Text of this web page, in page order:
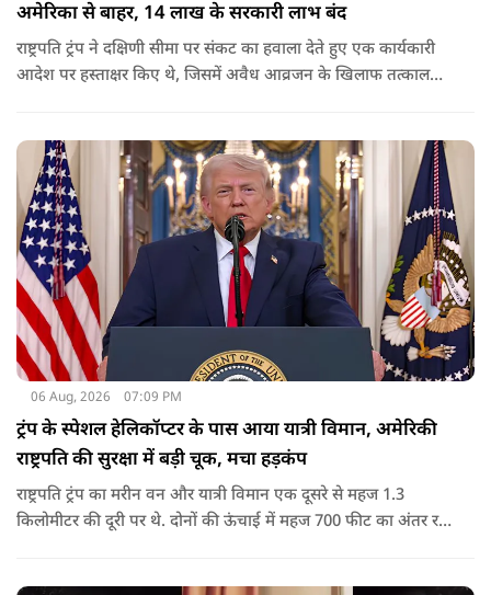
अमेरिका से बाहर, 14 लाख के सरकारी लाभ बंद
राष्ट्रपति ट्रंप ने दक्षिणी सीमा पर संकट का हवाला देते हुए एक कार्यकारी
आदेश पर हस्ताक्षर किए थे, जिसमें अवैध आव्रजन के खिलाफ तत्काल
06 Aug, 2026 07:09 PM
ट्रंप के स्पेशल हेलिकॉप्टर के पास आया यात्री विमान, अमेरिकी
राष्ट्रपति की सुरक्षा में बड़ी चूक, मचा हड़कंप
राष्ट्रपति ट्रंप का मरीन वन और यात्री विमान एक दूसरे से महज 1.3
किलोमीटर की दूरी पर थे. दोनों की ऊंचाई में महज 700 फीट का अंतर रह